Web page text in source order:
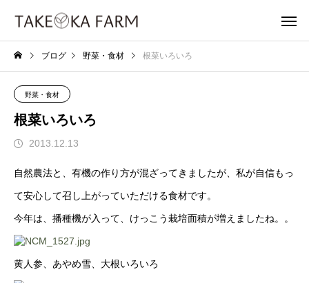
ブログ 野菜・食材 根菜いろいろ
野菜・食材
根菜いろいろ
2013.12.13
自然農法と、有機の作り方が混ざってきましたが、私が自信もっ
て安心して召し上がっていただける食材です。
今年は、播種機が入って、けっこう栽培面積が増えましたね。。
黄人参、あやめ雪、大根いろいろ